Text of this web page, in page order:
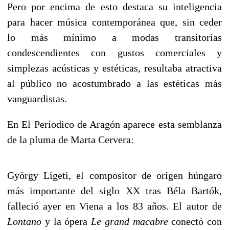
Pero por encima de esto destaca su inteligencia
para hacer música contemporánea que, sin ceder
lo más mínimo a modas transitorias
condescendientes con gustos comerciales y
simplezas acústicas y estéticas, resultaba atractiva
al público no acostumbrado a las estéticas más
vanguardistas.
En El Períodico de Aragón aparece esta semblanza
de la pluma de Marta Cervera:
György Ligeti, el compositor de origen húngaro
más importante del siglo XX tras Béla Bartók,
falleció ayer en Viena a los 83 años. El autor de
Lontano y la ópera Le grand macabreconectó con